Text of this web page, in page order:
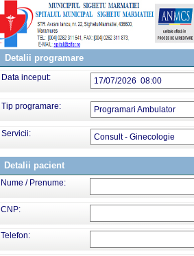
Detalii programare
Data inceput: 17/07/2026 08:00
Tip programare: Programari Ambulator
Servicii: Consult - Ginecologie
Detalii pacient
Nume / Prenume:
CNP:
Telefon: